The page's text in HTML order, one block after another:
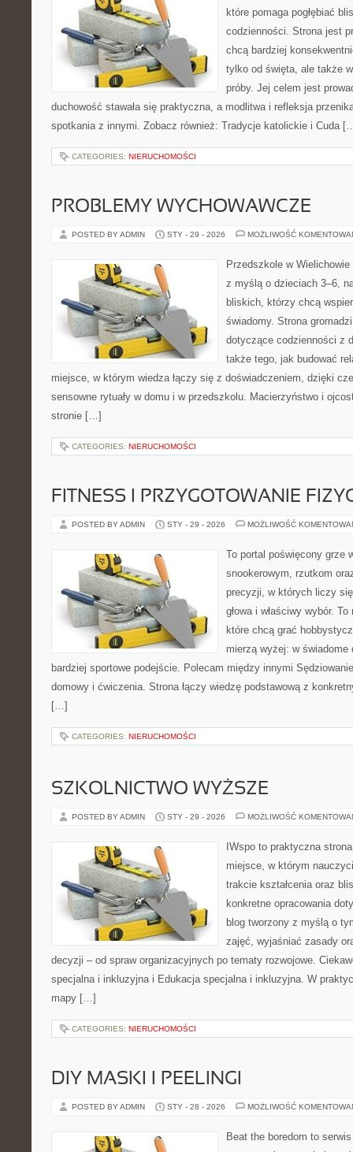
które pomaga pogłębiać
codzienności. Strona jest
chcą bardziej
tylko od święta, ale także
próby. Jej celem jest
duchowość stawała się praktyczna, a modlitwa i refleksja
spotkania z innymi. Zobacz również: Tradycje katolickie i Cuda
CATEGORIES: NIERUCHOMOŚCI
PROBLEMY WYCHOWAWCZE
POSTED BY ADMIN STY - 29 - 2026 MOŻLIWOŚĆ
Przedszkole w
z myślą o dzieciach 3–6,
bliskich, którzy chcą
świadomy. Strona
dotyczące codzienności z
także tego, jak budować
miejsce, w którym wiedza łączy się z doświadczeniem, dzięki
sensowne rytuały w domu i w przedszkolu. Macierzyństwo i
stronie […]
CATEGORIES: NIERUCHOMOŚCI
FITNESS I PRZYGOTOWANIE
POSTED BY ADMIN STY - 29 - 2026 MOŻLIWOŚĆ
To portal poświęcony grze
snookerowym, rzutkom
precyzji, w których liczy
głowa i właściwy wybór.
które chcą grać
mierzą wyżej: w
bardziej sportowe podejście. Polecam między innymi
domowy i ćwiczenia. Strona łączy wiedzę podstawową z
[…]
CATEGORIES: NIERUCHOMOŚCI
SZKOLNICTWO WYŻSZE
POSTED BY ADMIN STY - 29 - 2026 MOŻLIWOŚĆ
IWspo to praktyczna
miejsce, w którym
trakcie kształcenia oraz
konkretne opracowania
blog tworzony z myślą o
zajęć, wyjaśniać zasady
decyzji – od spraw organizacyjnych po tematy rozwojowe.
specjalna i inkluzyjna i Edukacja specjalna i inkluzyjna. W
mapy […]
CATEGORIES: NIERUCHOMOŚCI
DIY MASKI I PEELINGI
POSTED BY ADMIN STY - 28 - 2026 MOŻLIWOŚĆ
Beat the boredom to